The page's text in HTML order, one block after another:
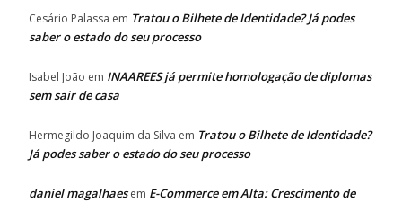
Cesário Palassa em Tratou o Bilhete de Identidade? Já podes
saber o estado do seu processo
Isabel João em INAAREES já permite homologação de diplomas
sem sair de casa
Hermegildo Joaquim da Silva em Tratou o Bilhete de Identidade?
Já podes saber o estado do seu processo
daniel magalhaesem E-Commerce em Alta: Crescimento de